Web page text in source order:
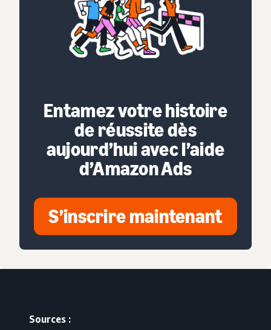
Entamez votre histoire
de réussite dès
aujourd’hui avec l’aide
d’Amazon Ads
S’inscrire maintenant
Sources :